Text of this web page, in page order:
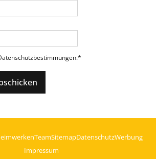
*
TeamSitemapDatenschutzWerbung
Impressum